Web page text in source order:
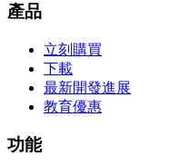
產品
立刻購買
下載
最新開發進展
教育優惠
功能